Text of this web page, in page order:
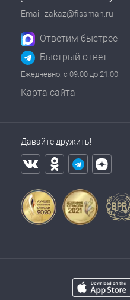
Email: zakaz@fissman.ru
Ответим быстрее
Быстрый ответ
Ежедневно: с 09:00 до 21:00
Карта сайта
Давайте дружить!